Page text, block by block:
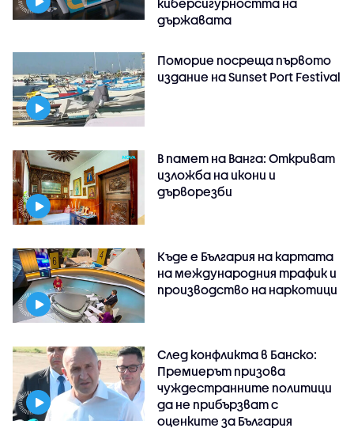
киберсигурността на
държавата
Поморие посреща първото
издание на Sunset Port Festival
В памет на Ванга: Откриват
изложба на икони и
дърворезби
Къде е България на картата
на международния трафик и
производство на наркотици
След конфликта в Банско:
Премиерът призова
чуждестранните политици
да не прибързват с
оценките за България